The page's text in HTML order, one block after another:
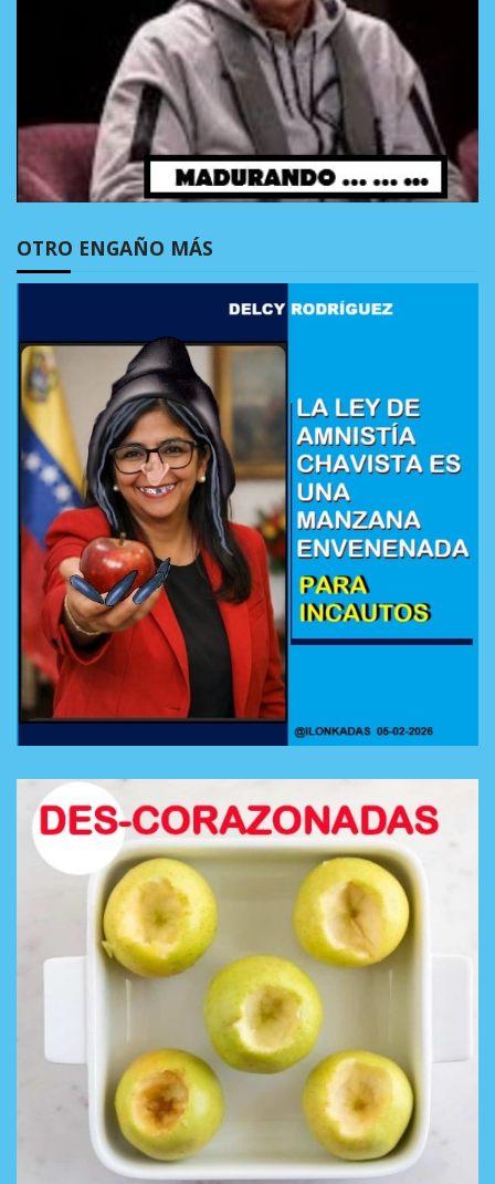
OTRO ENGAÑO MÁS